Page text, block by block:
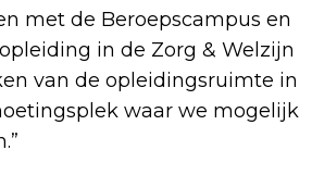
met de Beroepscampus en
in de Zorg & Welzijn
van de opleidingsruimte in
waar we mogelijk